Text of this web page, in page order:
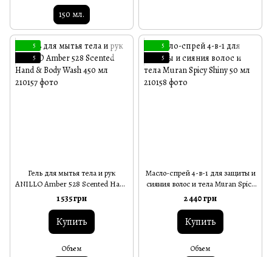
150 мл.
5
5
Гель для мытья тела и рук
ANILLO Amber 528 Scented Hand
& Body Wash 450 мл
1 535 грн
Купить
Объем
5
5
Масло-спрей 4-в-1 для защиты и
сияния волос и тела Muran Spicy
Shiny 50 мл
2 440 грн
Купить
Объем